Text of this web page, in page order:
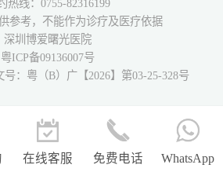
热线：0755-82316199
参考，不能作为诊疗及医疗依据
深圳博爱曙光医院
粤ICP备09136007号
：粤（B）广【2026】第03-25-328号
在线客服 免费电话 WhatsApp